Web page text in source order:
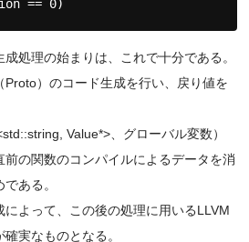
== 0)
処理の始まりは、これで十分である。
Proto）のコード生成を行い、戻り値を
Value*>、グローバル変数）
の関数のコンパイルによるデータを消
ある。
よって、この後の処理に用いるLLVM
実なものとなる。